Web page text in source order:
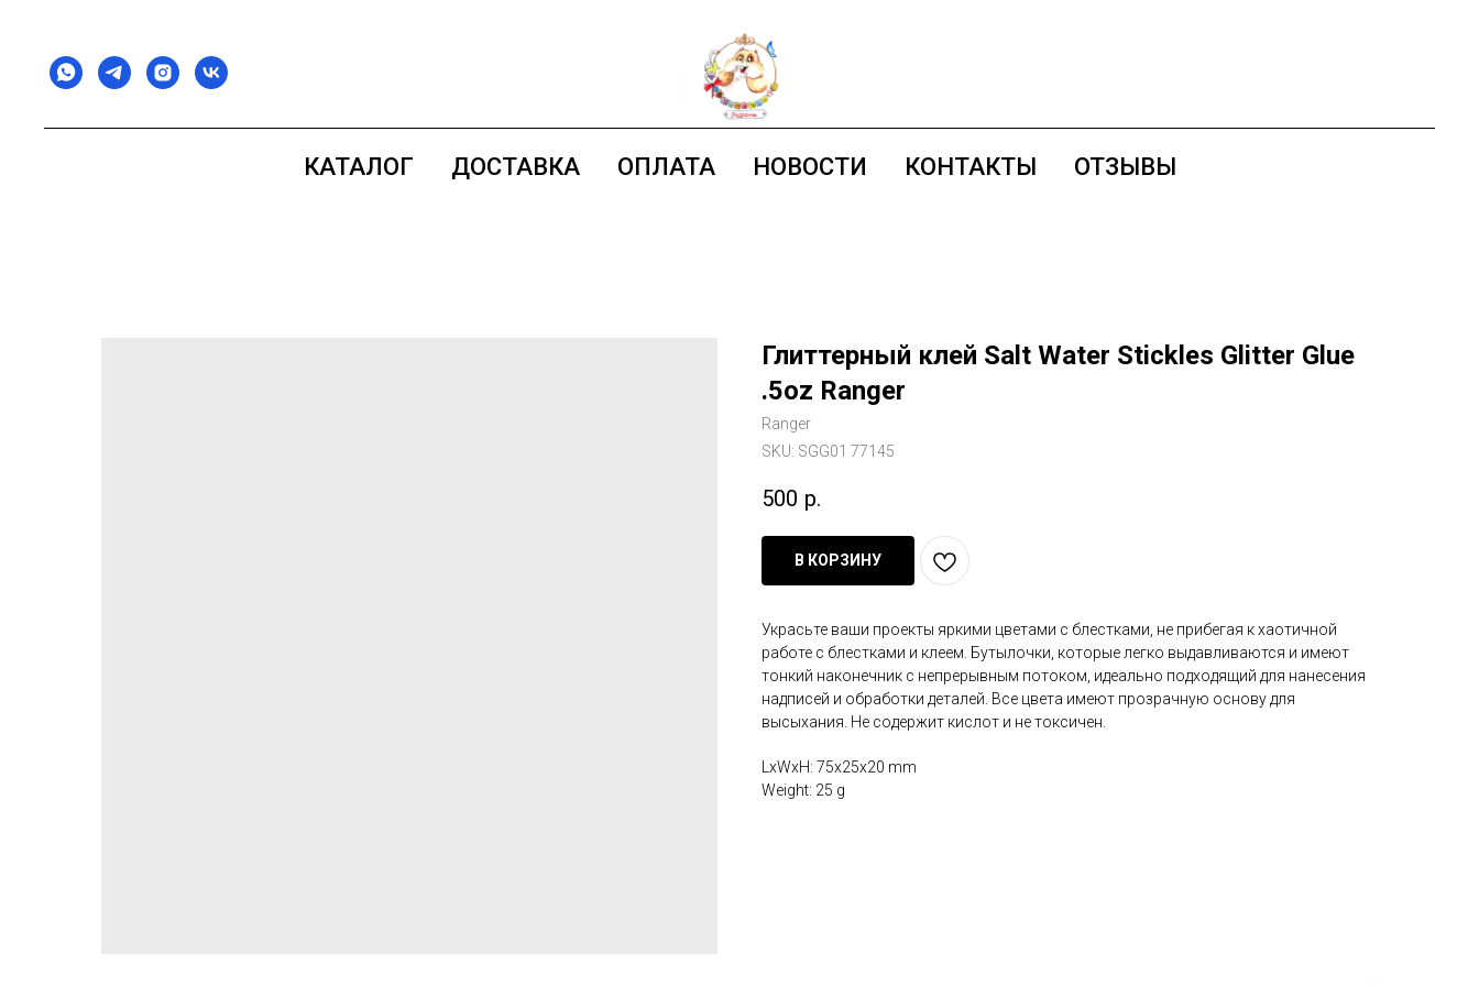
КАТАЛОГ ДОСТАВКА ОПЛАТА НОВОСТИ КОНТАКТЫ ОТЗЫВЫ
Глиттерный клей Salt Water Stickles Glitter Glue
.5oz Ranger
Ranger
SKU: SGG01 77145
500 р.
В КОРЗИНУ
Украсьте ваши проекты яркими цветами с блестками, не прибегая к хаотичной
работе с блестками и клеем. Бутылочки, которые легко выдавливаются и имеют
тонкий наконечник с непрерывным потоком, идеально подходящий для нанесения
надписей и обработки деталей. Все цвета имеют прозрачную основу для
высыхания. Не содержит кислот и не токсичен.
LxWxH: 75x25x20 mm
Weight: 25 g